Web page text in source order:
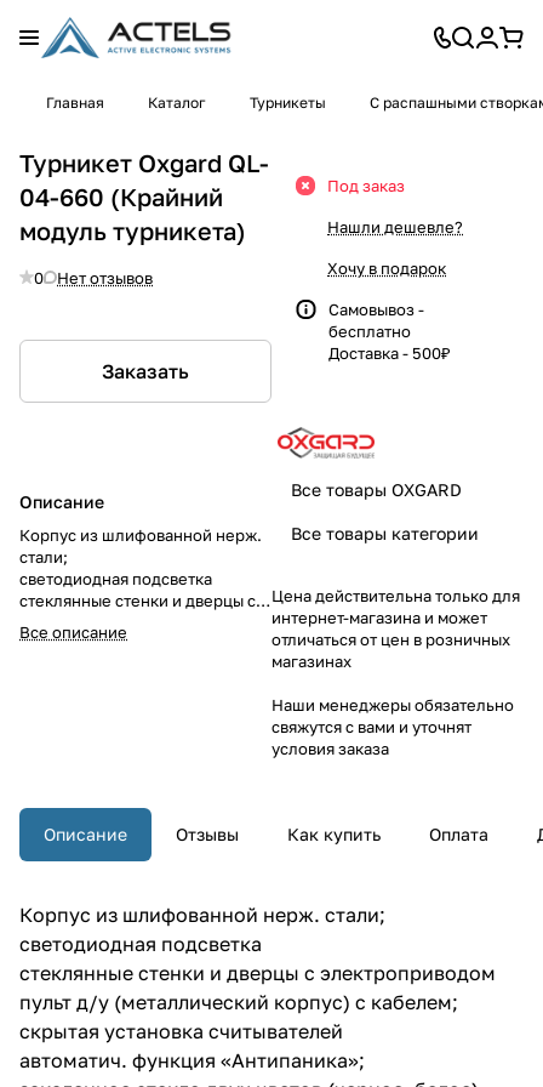
Главная Каталог Турникеты С распашными
Турникет Oxgard QL-
04-660 (Крайний
модуль турникета)
0 Нет отзывов
Заказать
Описание
Корпус из шлифованной нерж.
стали;
светодиодная подсветка
стеклянные стенки и дверцы с
электроприводом
пульт д/у (металлический
Все описание
Под заказ
Нашли дешевле?
Хочу в подарок
Самовывоз -
бесплатно
Доставка - 500₽
Все товары OXGARD
Все товары категории
Цена действительна только для
интернет-магазина и может
отличаться от цен в розничных
магазинах
Наши менеджеры обязательно
свяжутся с вами и уточнят
условия заказа
Описание Отзывы Как купить Оплата
Корпус из шлифованной нерж. стали;
светодиодная подсветка
стеклянные стенки и дверцы с электроприводом
пульт д/у (металлический корпус) с кабелем;
скрытая установка считывателей
автоматич. функция «Антипаника»;